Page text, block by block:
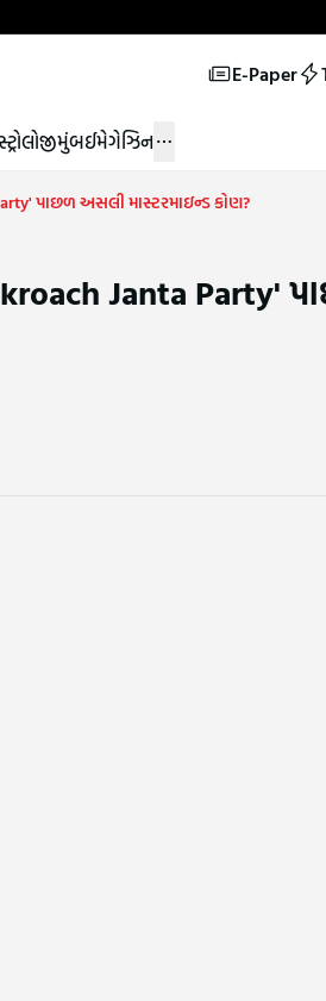
E-Paper
મુંબઈમેગેઝિન
પાછળ અસલી માસ્ટરમાઇન્ડ કોણ?
Janta Party'